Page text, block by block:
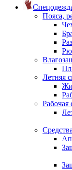
Пояса,
Летняя
Рабочая